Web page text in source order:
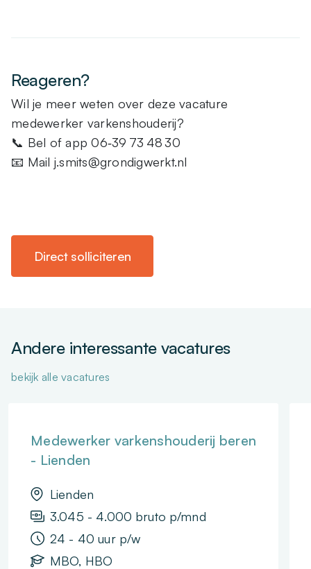
Reageren?
Wil je meer weten over deze vacature
medewerker varkenshouderij?
📞 Bel of app 06‑39 73 48 30
📧 Mail j.smits@grondigwerkt.nl
Direct solliciteren
Andere interessante vacatures
bekijk alle vacatures
Medewerker varkenshouderij beren
- Lienden
Lienden
3.045 - 4.000 bruto p/mnd
24 - 40 uur p/w
MBO, HBO